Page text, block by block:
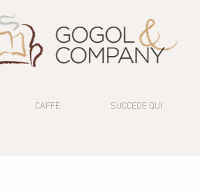
CAFFÈ SUCCEDE QUI